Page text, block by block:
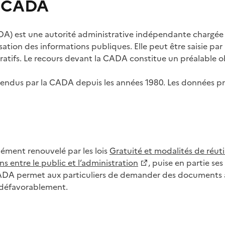
est une autorité administrative indépendante
des informations publiques. Elle peut être saisie
Le recours devant la CADA constitue un préalable
par la CADA depuis les années 1980. Les données
renouvelé par les loisGratuité et modalités de
entre le public et l’administration
, puise en partie
permet aux particuliers de demander des